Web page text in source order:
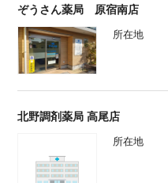
ぞうさん薬局 原宿南店
所在地
北野調剤薬局 高尾店
所在地